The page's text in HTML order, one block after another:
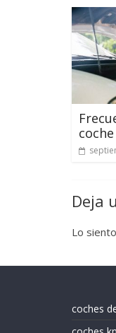
Deja
Lo
coches